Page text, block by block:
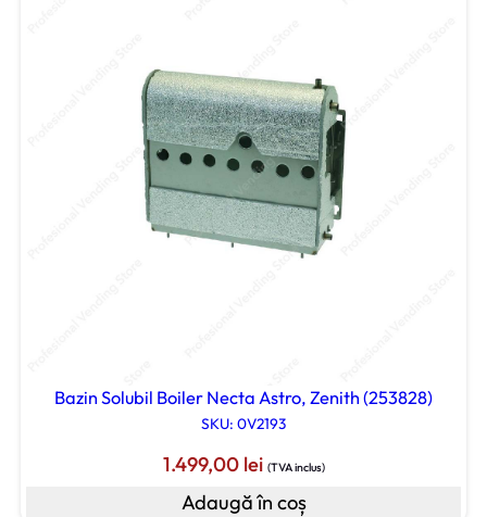
Bazin Solubil Boiler Necta Astro, Zenith (253828)
SKU: 0V2193
1.499,00 lei (TVA inclus)
Adaugă în coș